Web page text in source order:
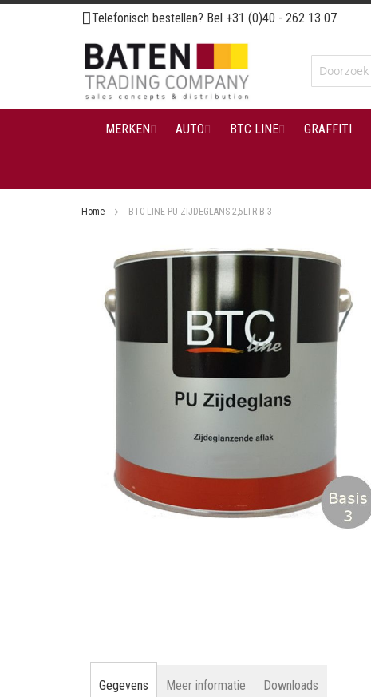
Ga
naar
de
inhoud
Telefonisch bestellen? Bel +31 (0)40 - 262 13 07
MERKEN AUTO BTC LINE GRAFFITI
Home BTC-LINE PU ZIJDEGLANS 2,5LTR B.3
einde
afbeeldingen-
gallerij
Gegevens Meer informatie Downloads